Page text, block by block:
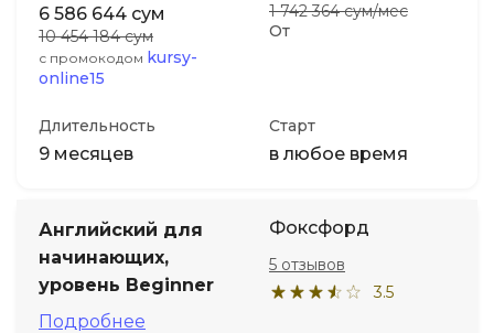
6 586 644 сум
10 454 184 сум
с промокодом kursy-
online15
От
1 742 364 сум/мес
Длительность
9 месяцев
Старт
в любое время
Английский для
начинающих,
уровень Beginner
Подробнее
Фоксфорд
3.5
5 отзывов